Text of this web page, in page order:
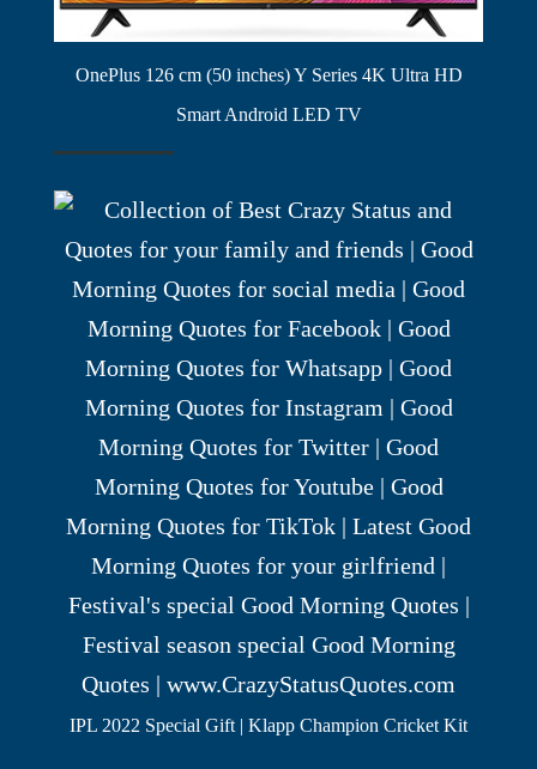
OnePlus 126 cm (50 inches) Y Series 4K Ultra HD
Smart Android LED TV
IPL 2022 Special Gift | Klapp Champion Cricket Kit